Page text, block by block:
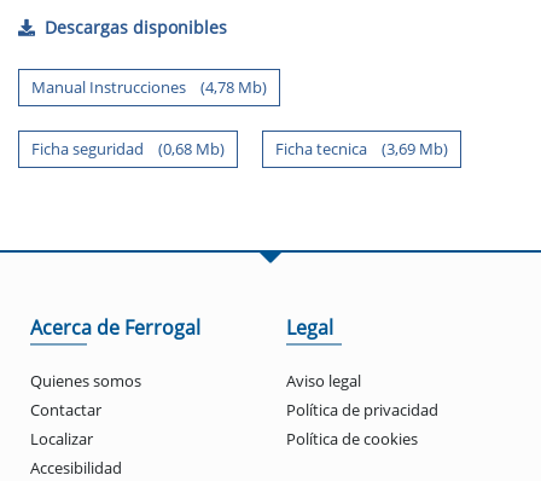
Descargas disponibles
Manual Instrucciones (4,78 Mb)
Ficha seguridad (0,68 Mb) Ficha tecnica (3,69 Mb)
Acerca de Ferrogal
Quienes somos
Contactar
Localizar
Accesibilidad
Legal
Aviso legal
Política de privacidad
Política de cookies